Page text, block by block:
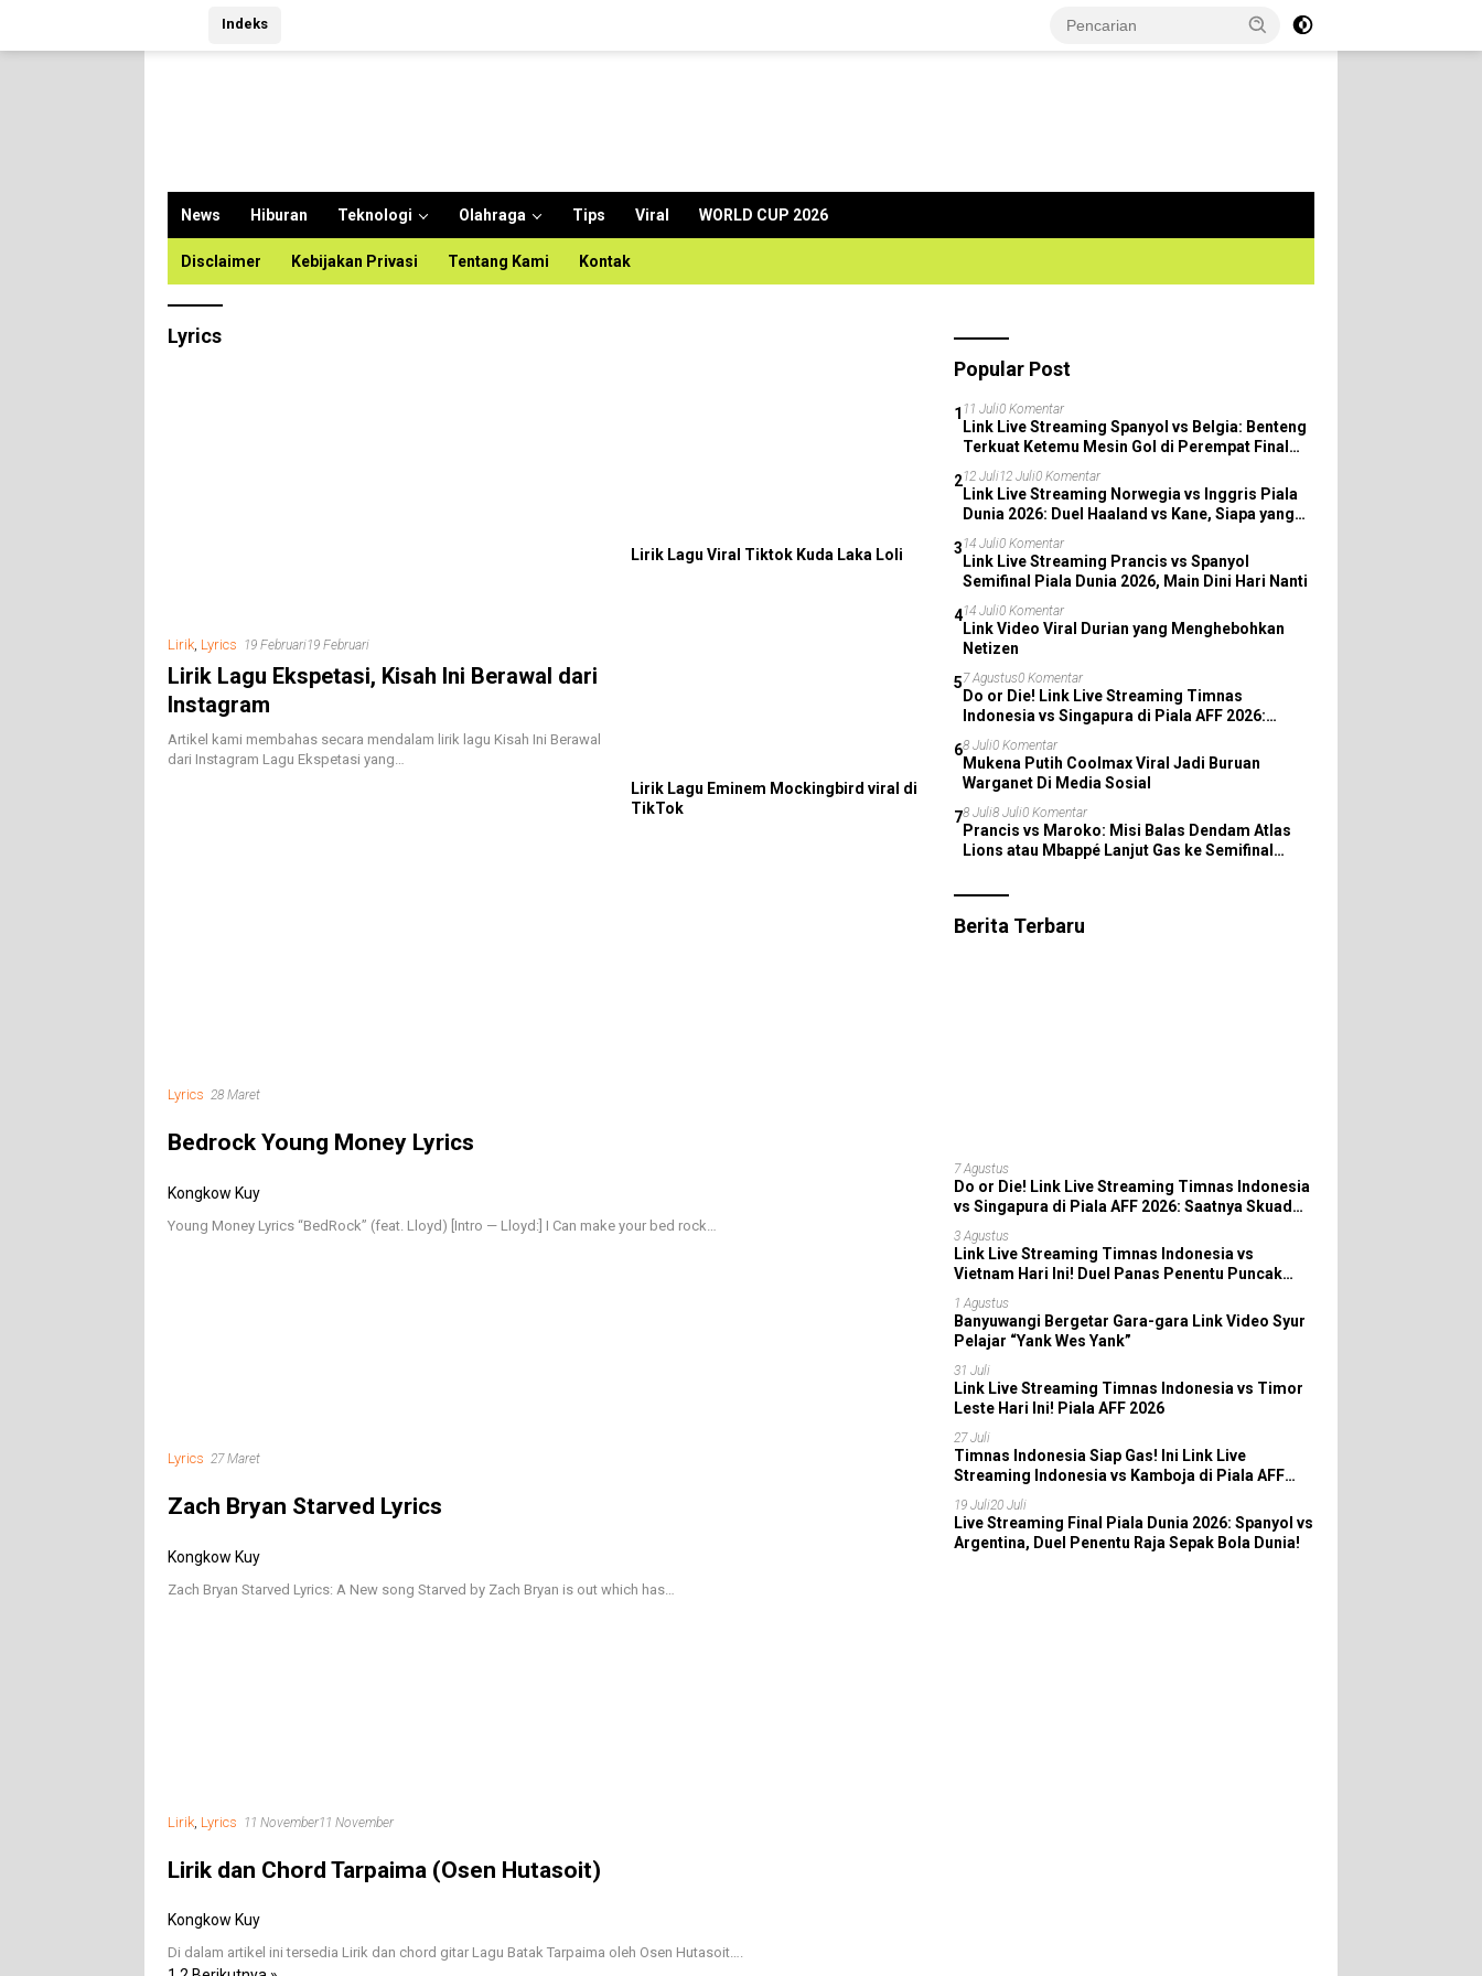
Indeks
News Hiburan Teknologi Olahraga Tips Viral WORLD CUP 2026
Disclaimer Kebijakan Privasi Tentang Kami Kontak
Lyrics
Lirik, Lyrics 19 Februari19 Februari
Lirik Lagu Ekspetasi, Kisah Ini Berawal dari
Instagram
Artikel kami membahas secara mendalam lirik lagu Kisah Ini Berawal
dari Instagram Lagu Ekspetasi yang…
Lirik Lagu Viral Tiktok Kuda Laka Loli
Lirik Lagu Eminem Mockingbird viral di
TikTok
Lyrics 28 Maret
Bedrock Young Money Lyrics
Kongkow Kuy
Young Money Lyrics “BedRock” (feat. Lloyd) [Intro — Lloyd:] I Can make your bed rock…
Lyrics 27 Maret
Zach Bryan Starved Lyrics
Kongkow Kuy
Zach Bryan Starved Lyrics: A New song Starved by Zach Bryan is out which has…
Lirik Lyrics 11 November11 November
Lirik dan Chord Tarpaima (Osen Hutasoit)
Kongkow Kuy
Di dalam artikel ini tersedia Lirik dan chord gitar Lagu Batak Tarpaima oleh Osen Hutasoit….
Popular Post
1 11 Juli0 Komentar
Link Live Streaming Spanyol vs Belgia: Benteng
Terkuat Ketemu Mesin Gol di Perempat Final
Piala Dunia 2026!
212 Juli12 Juli0 Komentar
Link Live Streaming Norwegia vs Inggris Piala
Dunia 2026: Duel Haaland vs Kane, Siapa yang
Melaju ke Semifinal?
314 Juli0 Komentar
Link Live Streaming Prancis vs Spanyol
Semifinal Piala Dunia 2026, Main Dini Hari Nanti
414 Juli0 Komentar
Link Video Viral Durian yang Menghebohkan
Netizen
57 Agustus0 Komentar
Do or Die! Link Live Streaming Timnas
Indonesia vs Singapura di Piala AFF 2026:
Saatnya Skuad Garuda All In!
68 Juli0 Komentar
Mukena Putih Coolmax Viral Jadi Buruan
Warganet Di Media Sosial
78 Juli8 Juli0 Komentar
Prancis vs Maroko: Misi Balas Dendam Atlas
Lions atau Mbappé Lanjut Gas ke Semifinal
Berita Terbaru
7 Agustus
Do or Die! Link Live Streaming Timnas Indonesia
vs Singapura di Piala AFF 2026: Saatnya Skuad
3 Agustus
Link Live Streaming Timnas Indonesia vs
Vietnam Hari Ini! Duel Panas Penentu Puncak
1 Agustus
Banyuwangi Bergetar Gara-gara Link Video Syur
Pelajar “Yank Wes Yank”
31 Juli
Link Live Streaming Timnas Indonesia vs Timor
Leste Hari Ini! Piala AFF 2026
27 Juli
Timnas Indonesia Siap Gas! Ini Link Live
Streaming Indonesia vs Kamboja di Piala AFF
2026
19 Juli20 Juli
Live Streaming Final Piala Dunia 2026: Spanyol vs
Argentina, Duel Penentu Raja Sepak Bola Dunia!